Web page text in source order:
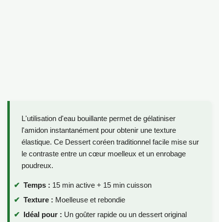
L'utilisation d'eau bouillante permet de gélatiniser
l'amidon instantanément pour obtenir une texture
élastique. Ce Dessert coréen traditionnel facile mise sur
le contraste entre un cœur moelleux et un enrobage
poudreux.
Temps : 15 min active + 15 min cuisson
Texture : Moelleuse et rebondie
Idéal pour : Un goûter rapide ou un dessert original